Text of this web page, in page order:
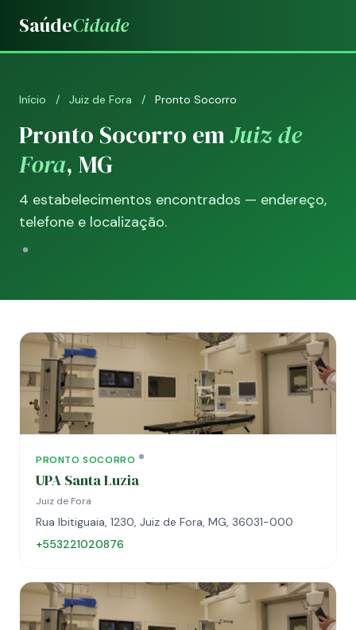
SaúdeCidade
Início / Juiz de Fora / Pronto Socorro
Pronto Socorro emJuiz de
Fora, MG
4 estabelecimentos encontrados — endereço,
telefone e localização.
PRONTO SOCORRO
UPA Santa Luzia
Juiz de Fora
Rua Ibitiguaia, 1230, Juiz de Fora, MG, 36031-000
+553221020876